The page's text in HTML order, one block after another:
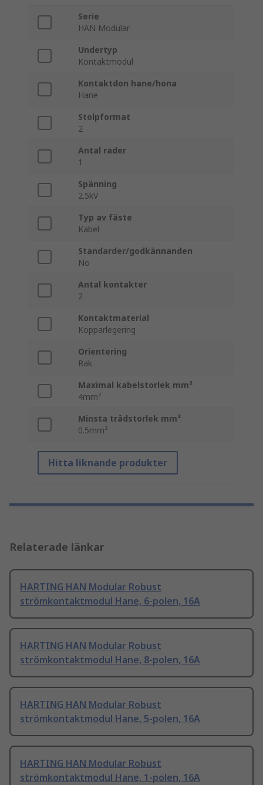
Serie
HAN Modular
Undertyp
Kontaktmodul
Kontaktdon hane/hona
Hane
Stolpformat
2
Antal rader
1
Spänning
2.5kV
Typ av fäste
Kabel
Standarder/godkännanden
No
Antal kontakter
2
Kontaktmaterial
Kopparlegering
Orientering
Rak
Maximal kabelstorlek mm²
4mm²
Minsta trådstorlek mm²
0.5mm²
Hitta liknande produkter
Relaterade länkar
HARTING HAN Modular Robust
strömkontaktmodul Hane, 6-polen, 16A
HARTING HAN Modular Robust
strömkontaktmodul Hane, 8-polen, 16A
HARTING HAN Modular Robust
strömkontaktmodul Hane, 5-polen, 16A
HARTING HAN Modular Robust
strömkontaktmodul Hane, 1-polen, 16A